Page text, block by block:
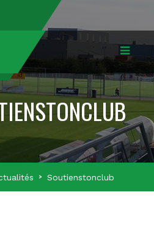
Soutienstonclub